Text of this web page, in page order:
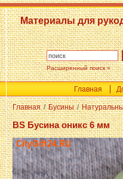
Материалы для
Расширенный поиск »
Главная
Главная / Бусины /
BS Бусина оникс 6 мм